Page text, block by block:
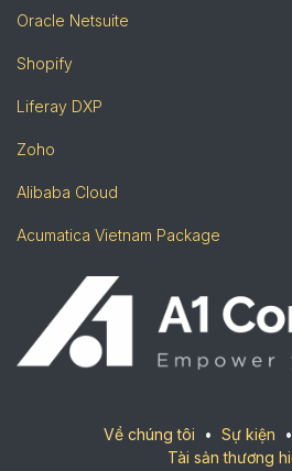
Oracle Netsuite
Shopify
Liferay DXP
Zoho
Alibaba Cloud
Acumatica Vietnam Package
Về chúng tôi • Sự kiện •
Tài sản thương